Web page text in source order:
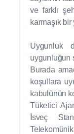
ve farklı
karmaşık
Uygunluk
uygunluğun
Burada
koşullara
kabulünün
Tüketici
İsveç